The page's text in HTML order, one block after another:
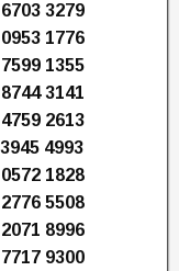
3279
1776
1355
3141
2613
4993
1828
5508
8996
9300